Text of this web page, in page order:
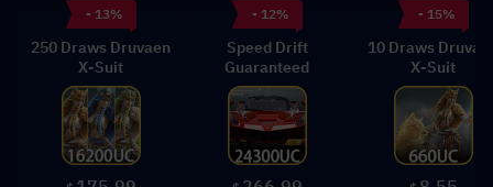
- 13%
250 Draws Druvaen
X-Suit
- 12%
Speed Drift
Guaranteed
- 15%
10 Draws
X-Suit